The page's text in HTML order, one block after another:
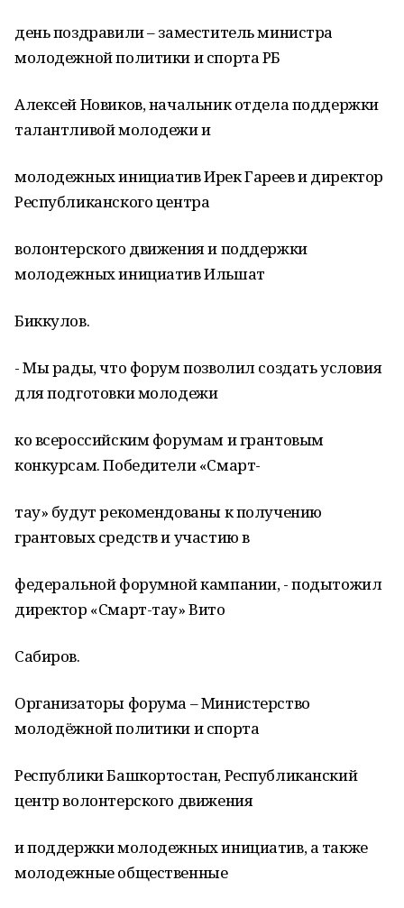
день поздравили – заместитель министра
молодежной политики и спорта РБ
Алексей Новиков, начальник отдела поддержки
талантливой молодежи и
молодежных инициатив Ирек Гареев и директор
Республиканского центра
волонтерского движения и поддержки
молодежных инициатив Ильшат
Биккулов.
- Мы рады, что форум позволил создать условия
для подготовки молодежи
ко всероссийским форумам и грантовым
конкурсам. Победители «Смарт-
тау» будут рекомендованы к получению
грантовых средств и участию в
федеральной форумной кампании, - подытожил
директор «Смарт-тау» Вито
Сабиров.
Организаторы форума – Министерство
молодёжной политики и спорта
Республики Башкортостан, Республиканский
центр волонтерского движения
и поддержки молодежных инициатив, а также
молодежные общественные